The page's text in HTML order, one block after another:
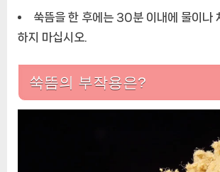
쑥뜸을 한 후에는 30분 이내에 물이나
하지 마십시오.
쑥뜸의 부작용은?